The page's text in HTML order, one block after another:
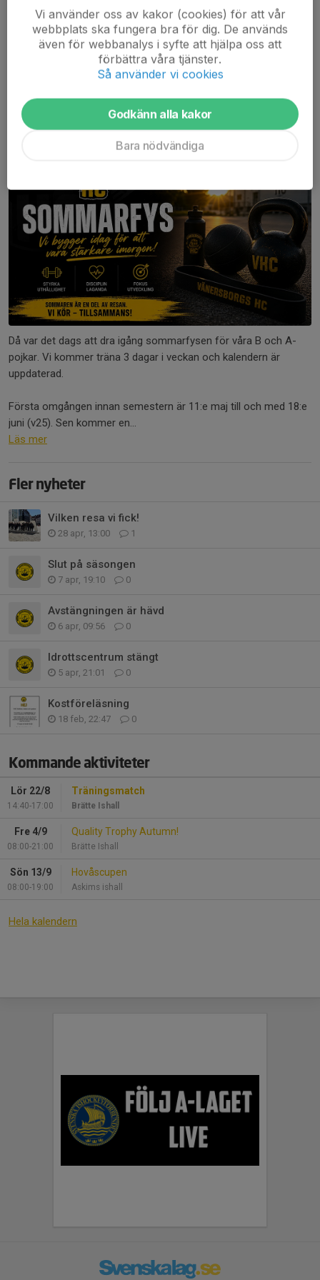
på egen hand. Oavsett semester eller hemma så kan man alltid
träna och vi önskar att ni...
Läs mer
8 maj, 19:54 0 kommentarer
Då var det dags att dra igång sommarfysen för våra B och A-
pojkar. Vi kommer träna 3 dagar i veckan och kalendern är
uppdaterad.
Första omgången innan semestern är 11:e maj till och med 18:e
juni (v25). Sen kommer en...
Läs mer
Fler nyheter
Vilken resa vi fick!
28 apr, 13:00 1
Slut på säsongen
7 apr, 19:10 0
Avstängningen är hävd
6 apr, 09:56 0
Idrottscentrum stängt
5 apr, 21:01 0
Kostföreläsning
18 feb, 22:47 0
Kommande aktiviteter
Lör 22/8
14:40-17:00
Träningsmatch
Brätte Ishall
Fre 4/9
08:00-21:00
Quality Trophy Autumn!
Brätte Ishall
Sön 13/9
08:00-19:00
Hovåscupen
Askims ishall
Hela kalendern
Vi använder oss av kakor (cookies) för att vår
webbplats ska fungera bra för dig. De används
även för webbanalys i syfte att hjälpa oss att
förbättra våra tjänster.
Så använder vi cookies
Godkänn alla kakor
Bara nödvändiga